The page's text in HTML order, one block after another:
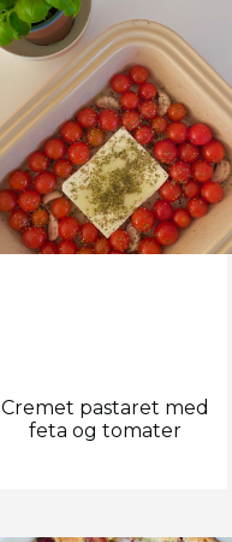
Cremet pastaret med
feta og tomater